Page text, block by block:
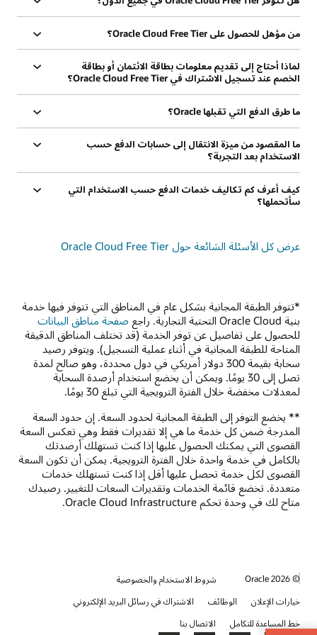
من مؤهل للحصول على Oracle Cloud Free Tier؟
لماذا أحتاج إلى تقديم معلومات بطاقة الائتمان أو بطاقة
الخصم عند تسجيل الاشتراك في Oracle Cloud Free Tier؟
ما طرق الدفع التي تقبلها Oracle؟
ما المقصود من ميزة الانتقال إلى حسابات الدفع حسب
الاستخدام بعد التجربة؟
كيف أعرف كم تكاليف خدمات الدفع حسب الاستخدام التي
سأتحملها؟
عرض كل الأسئلة الشائعة حول Oracle Cloud Free Tier‏
*تتوفر الطبقة المجانية بشكل عام في المناطق التي تتوفر فيها خدمة
بنية Oracle Cloud التحتية التجارية. راجع
صفحة مناطق البيانات
للحصول على تفاصيل عن توفر الخدمة (قد تختلف المناطق الدقيقة
المتاحة للطبقة المجانية في أثناء عملية التسجيل). ويتوفر رصيد
سحابة بقيمة 300 دولار أمريكي في دول محددة، وهو صالح لمدة
تصل إلى 30 يومًا. ويمكن أن يخضع استخدام أرصدة السحابة
لمعدلات مخفضة خلال الفترة الترويجية التي تبلغ 30 يومًا.
** يخضع التوفر إلى الطبقة المجانية لحدود السعة. إن حدود السعة
المدرجة ضمن كل خدمة ما هي إلا تقديرات فقط وهي تعكس السعة
القصوى التي يمكنك الحصول عليها إذا كنت تستهلك أرصدتك
بالكامل في خدمة واحدة خلال الفترة الترويجية. يمكن أن تكون السعة
القصوى لكل خدمة تحصل عليها أقل إذا كنت تستهلك خدمات
متعددة. تخضع قائمة الخدمات وتقديرات السعات للتغيير. ‏‫رصيدك
متاح لك في وحدة تحكم Oracle Cloud Infrastructure.
© 2026 Oracle
شروط الاستخدام والخصوصية
خيارات الإعلان
الوظائف
الاشتراك في رسائل البريد الإلكتروني
خط المساعدة للتكامل
الاتصال بنا